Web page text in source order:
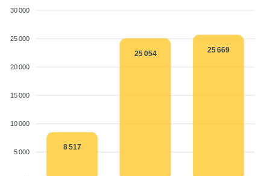
30 000
25 000
20 000
15 000
10 000
5 000
8 517
25 054 25 669